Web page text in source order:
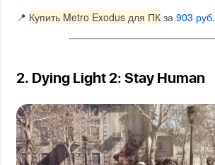
📍 Купить Metro Exodus для ПК за903 руб.
2. Dying Light 2: Stay Human